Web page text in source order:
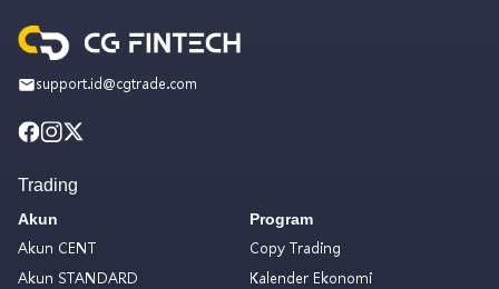
support.id@cgtrade.com
Trading
Akun
Akun CENT
Akun STANDARD
Program
Copy Trading
Kalender Ekonomi